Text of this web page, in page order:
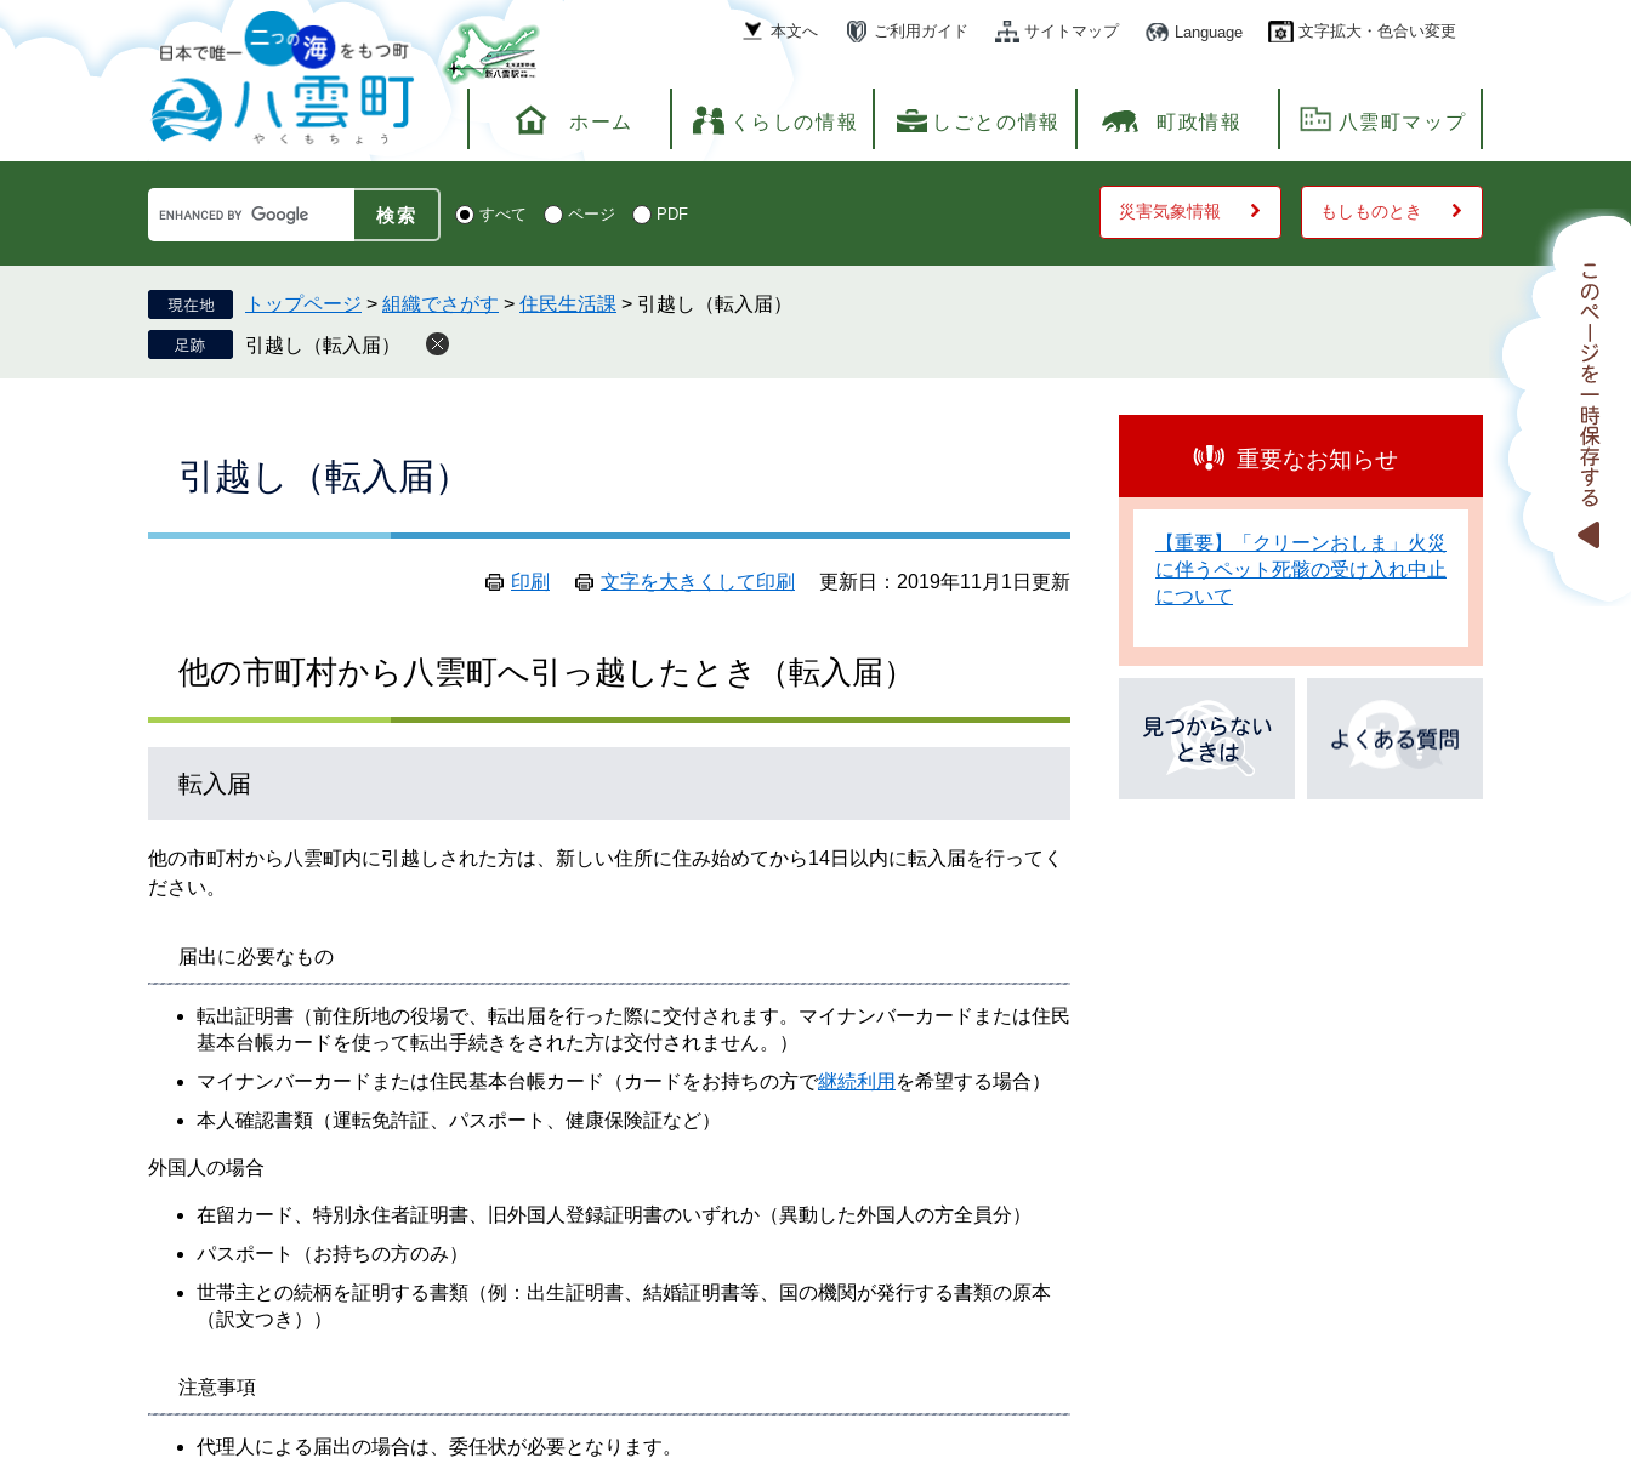
ー
で
ニ
ば
文
本文へ ご利用ガイド サイトマップ Language 文字拡大・色合い変更
ホーム くらしの情報 しごとの情報 町政情報 八雲町マップ
Google
カ
ス
タ
ム
検
検 すべて ページ PDF 災害気象情報 もしものとき
トップページ > 組織でさがす > 住民生活課 > 引越し（転入届）
引越し（転入届）
引越し（転入届）
印刷 文字を大きくして印刷 更新日：2019年11月1日更新
他の市町村から八雲町へ引っ越したとき（転入届）
転入届
他の市町村から八雲町内に引越しされた方は、新しい住所に住み始めてから14日以内に転入届を行ってく
ださい。
届出に必要なもの
転出証明書（前住所地の役場で、転出届を行った際に交付されます。マイナンバーカードまたは住民
基本台帳カードを使って転出手続きをされた方は交付されません。）
マイナンバーカードまたは住民基本台帳カード（カードをお持ちの方で継続利用 を希望する場合）
本人確認書類（運転免許証、パスポート、健康保険証など）
外国人の場合
在留カード、特別永住者証明書、旧外国人登録証明書のいずれか（異動した外国人の方全員分）
パスポート（お持ちの方のみ）
世帯主との続柄を証明する書類（例：出生証明書、結婚証明書等、国の機関が発行する書類の原本
（訳文つき））
注意事項
代理人による届出の場合は、委任状が必要となります。
重要なお知らせ
【重要】「クリーンおしま」火災
に伴うペット死骸の受け入れ中止
について